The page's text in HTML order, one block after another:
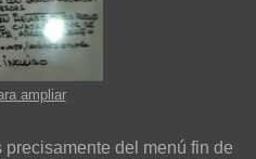
ampliar
del menú fin de